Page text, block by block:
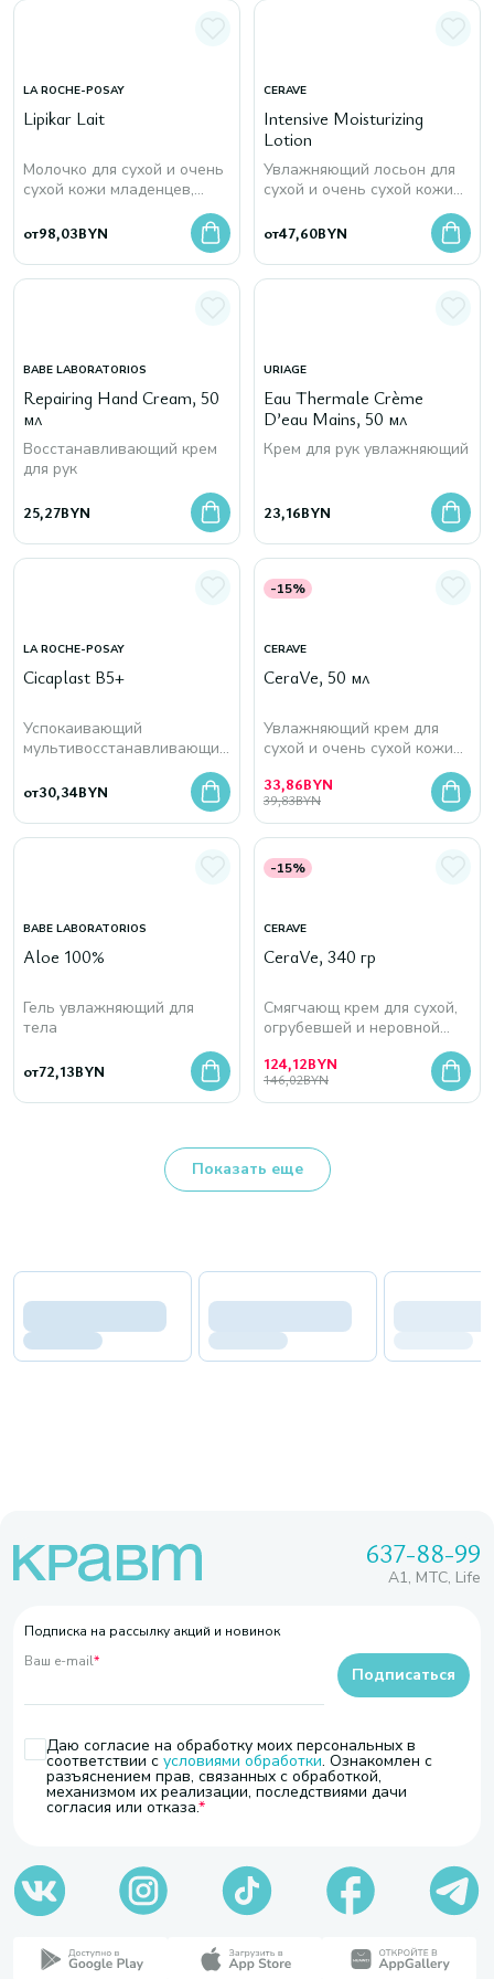
LA ROCHE-POSAY
Lipikar Lait
Молочко для сухой и очень
сухой кожи младенцев,
от98,03BYN
CERAVE
Intensive Moisturizing
Lotion
Увлажняющий лосьон для
сухой и очень сухой кожи
от47,60BYN
BABE LABORATORIOS
Repairing Hand Cream, 50
мл
Восстанавливающий крем
для рук
25,27BYN
URIAGE
Eau Thermale Crème
D’eau Mains, 50 мл
Крем для рук увлажняющий
23,16BYN
LA ROCHE-POSAY
Cicaplast B5+
Успокаивающий
мультивосстанавливающий
от30,34BYN
-15%
CERAVE
CeraVe, 50 мл
Увлажняющий крем для
сухой и очень сухой кожи
33,86BYN
39,83BYN
BABE LABORATORIOS
Aloe 100%
Гель увлажняющий для
тела
от72,13BYN
-15%
CERAVE
CeraVe, 340 гр
Смягчающ крем для сухой,
огрубевшей и неровной
124,12BYN
146,02BYN
Показать еще
637-88-99
A1, МТС, Life
Подписка на рассылку акций и новинок
Ваш e-mail*
Даю согласие на обработку моих персональных в
соответствии с условиями обработки. Ознакомлен с
разъяснением прав, связанных с обработкой,
механизмом их реализации, последствиями дачи
согласия или отказа.
Подписаться